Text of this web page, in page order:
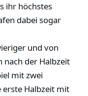
ihr höchstes
dabei sogar
und von
nach der Halbzeit
mit zwei
erste Halbzeit mit